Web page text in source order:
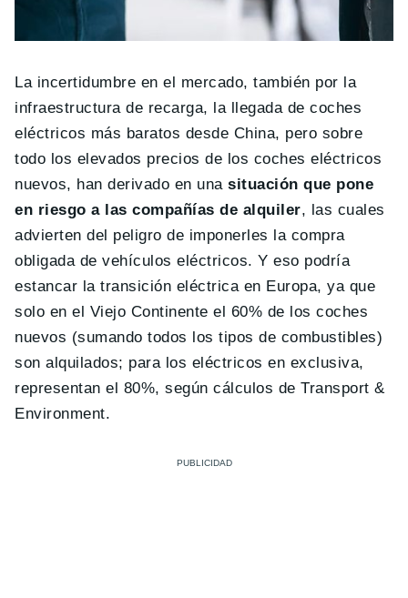
La incertidumbre en el mercado, también por la
infraestructura de recarga, la llegada de coches
eléctricos más baratos desde China, pero sobre
todo los elevados precios de los coches eléctricos
nuevos, han derivado en unasituación que pone
en riesgo a las compañías de alquiler, las cuales
advierten del peligro de imponerles la compra
obligada de vehículos eléctricos. Y eso podría
estancar la transición eléctrica en Europa, ya que
solo en el Viejo Continente el 60% de los coches
nuevos (sumando todos los tipos de combustibles)
son alquilados; para los eléctricos en exclusiva,
representan el 80%, según cálculos de Transport &
Environment.